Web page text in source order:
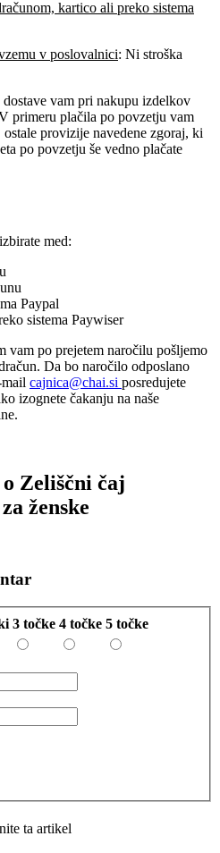
kartico ali preko sistema
v poslovalnici: Ni stroška
dostave vam pri nakupu izdelkov
primeru plačila po povzetju vam
provizije navedene zgoraj, ki
po povzetju še vedno plačate
med:
Paypal
sistema Paywiser
vam po prejetem naročilu pošljemo
Da bo naročilo odposlano
cajnica@chai.si posredujete
izognete čakanju na naše
Zeliščni čaj
ženske
3 točke 4 točke 5 točke
ta artikel